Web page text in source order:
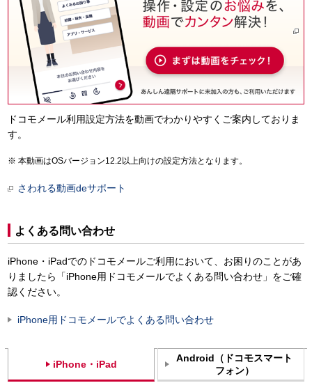
ドコモメール利用設定方法を動画でわかりやすくご案内しておりま
す。
本動画はOSバージョン12.2以上向けの設定方法となります。
さわれる動画deサポート
よくある問い合わせ
iPhone・iPadでのドコモメールご利用において、お困りのことがあ
りましたら「iPhone用ドコモメールでよくある問い合わせ」をご確
認ください。
iPhone用ドコモメールでよくある問い合わせ
iPhone・iPad
Android（ドコモスマート
フォン）